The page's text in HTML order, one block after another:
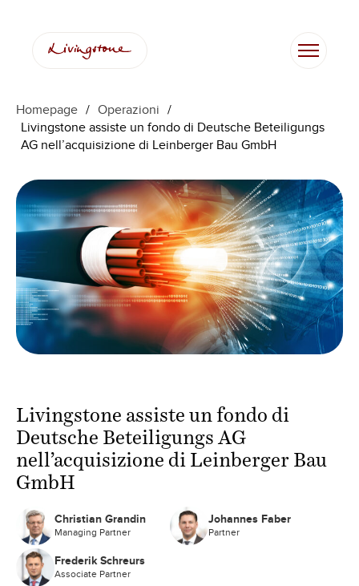
Homepage / Operazioni /
Livingstone assiste un fondo di Deutsche Beteiligungs
AG nell’acquisizione di Leinberger Bau GmbH
Livingstone assiste un fondo di
Deutsche Beteiligungs AG
nell’acquisizione di Leinberger Bau
GmbH
Christian Grandin
Managing Partner
Johannes Faber
Partner
Frederik Schreurs
Associate Partner